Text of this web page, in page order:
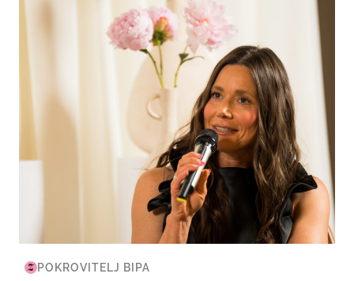
POKROVITELJ BIPA